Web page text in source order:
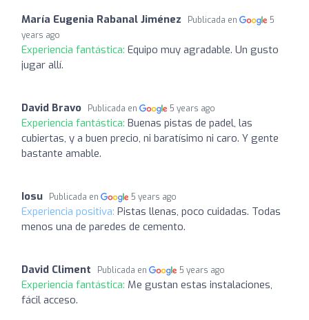
María Eugenia Rabanal Jiménez Publicada en
5
years ago
Experiencia fantástica: Equipo muy agradable. Un gusto
jugar allí.
David Bravo Publicada en 5 years ago
Experiencia fantástica: Buenas pistas de padel, las
cubiertas, y a buen precio, ni baratísimo ni caro. Y gente
bastante amable.
Iosu Publicada en 5 years ago
Experiencia positiva: Pistas llenas, poco cuidadas. Todas
menos una de paredes de cemento.
David Climent Publicada en 5 years ago
Experiencia fantástica: Me gustan estas instalaciones,
fácil acceso.